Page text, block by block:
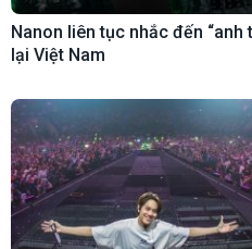
Nanon liên tục nhắc đến
lại Việt Nam